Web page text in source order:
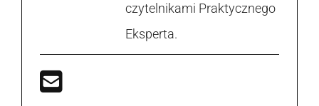
czytelnikami Praktycznego
Eksperta.